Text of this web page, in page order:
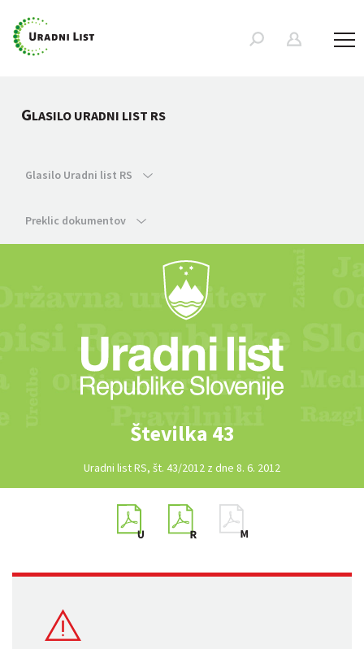
GLASILO URADNI LIST RS
Glasilo Uradni list RS
Preklic dokumentov
Številka 43
Uradni list RS, št. 43/2012 z dne 8. 6. 2012